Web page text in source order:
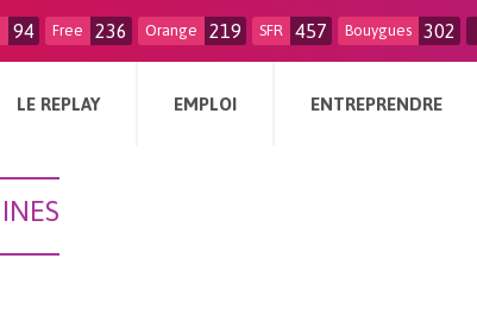
94 Free 236 Orange 219 SFR 457 Bouygues 302
LE REPLAY EMPLOI ENTREPRENDRE